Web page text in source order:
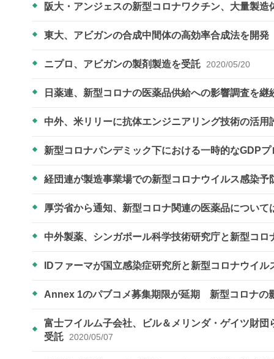
阪大・アンジェスの新型コロナワクチン、大量製
東大、アビガンの合成中間体の高効率合成法を開発
ニプロ、アビガンの製剤製造を受託 2020/05/20
日薬連、新型コロナの医薬品供給への影響調査を継
中外、米リリーに抗体エンジニアリング技術の活
新型コロナパンデミック下における一時的なGDP
経団連が製造事業場での新型コロナウイルス感染
厚労省から通知、新型コロナ関連の医薬品につい
中外製薬、シンガポール科学技術研究庁と新型コ
IDファーマが国立感染症研究所と新型コロナウイ
Annex 1のパブコメ募集期限が延期 新型コロナの
富士フイルム子会社、ビル＆メリンダ・ゲイツ財
受託
2020/05/07